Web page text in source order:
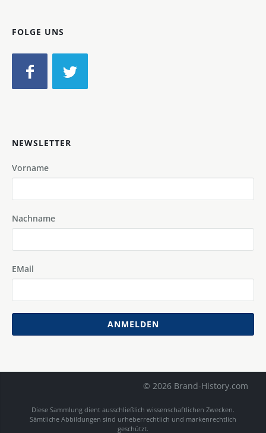
FOLGE UNS
NEWSLETTER
Vorname
Nachname
EMail
ANMELDEN
© 2026 Brand-History.com
Diese Sammlung dient ausschließlich wissenschaftlichen Zwecken.
Sämtliche Abbildungen sind urheberrechtlich und markenrechtlich
geschützt.